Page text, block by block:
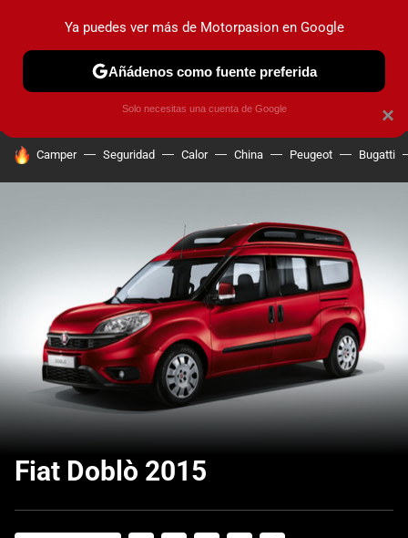
PRUEBAS COCHES ELÉCTRICOS OBSERVATORIO
HOY SE HABLA DE
Camper Seguridad Calor China Peugeot Bugatti
Fiat Doblò 2015
×
Ya puedes ver más de Motorpasion en Google
Añádenos como fuente preferida
Solo necesitas una cuenta de Google